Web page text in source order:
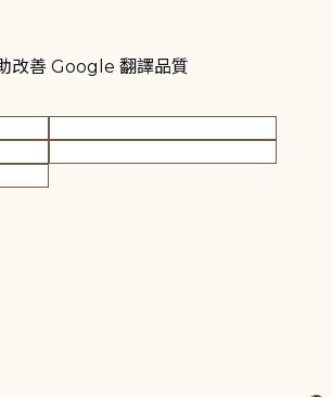
改善 Google 翻譯品質